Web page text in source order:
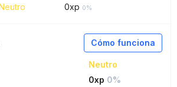
0xp 0%
Cómo funciona
Neutro
0xp 0%